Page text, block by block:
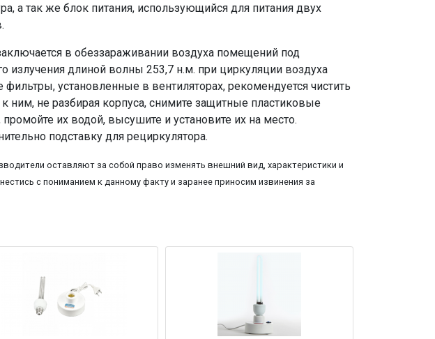
а так же блок питания, использующийся для питания двух
в обеззараживании воздуха помещений под
излучения длиной волны 253,7 н.м. при циркуляции воздуха
установленные в вентиляторах, рекомендуется чистить
ним, не разбирая корпуса, снимите защитные пластиковые
их водой, высушите и установите их на место.
подставку для рециркулятора.
оставляют за собой право изменять внешний вид, характеристики и
с пониманием к данному факту и заранее приносим извинения за